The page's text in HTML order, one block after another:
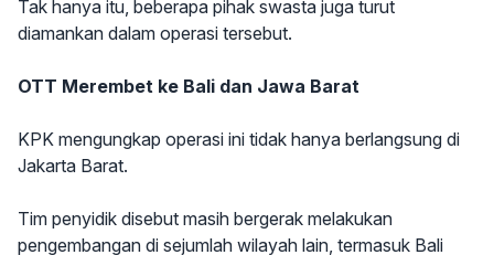
Tak hanya itu, beberapa pihak swasta juga turut
diamankan dalam operasi tersebut.
OTT Merembet ke Bali dan Jawa Barat
KPK mengungkap operasi ini tidak hanya berlangsung di
Jakarta Barat.
Tim penyidik disebut masih bergerak melakukan
pengembangan di sejumlah wilayah lain, termasuk Bali